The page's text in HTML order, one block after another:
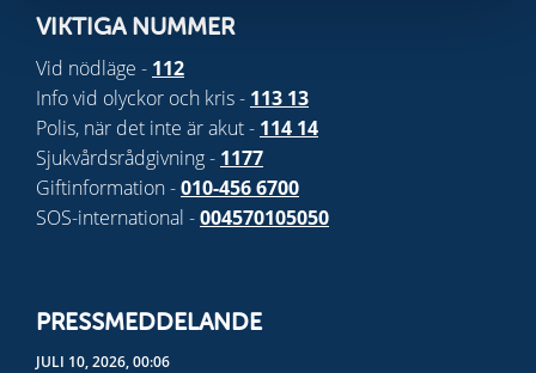
VIKTIGA NUMMER
Vid nödläge - 112
Info vid olyckor och kris - 113 13
Polis, när det inte är akut - 114 14
Sjukvårdsrådgivning - 1177
Giftinformation -010-456 6700
SOS-international -004570105050
PRESSMEDDELANDE
JULI 10, 2026, 00:06